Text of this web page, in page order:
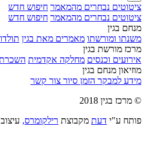
ציטוטים נבחרים מהמאמר חיפוש חדש
ציטוטים נבחרים מהמאמר חיפוש חדש
מנחם בגין
משנתו ומורשתו מאמרים מאת בגין
מרכז מורשת בגין
אירועים וכנסים מחלקה אקדמית
מוזיאון מנחם בגין
מידע למבקר הזמן סיור צור קשר
© מרכז בגין 2018
פותח ע"י דעת מקבוצת רילקומרס,